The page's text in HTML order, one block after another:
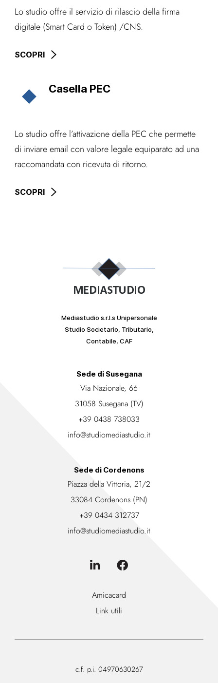
Lo studio offre il servizio di rilascio della firma
digitale (Smart Card o Token) /CNS.
SCOPRI
Casella PEC
Lo studio offre l’attivazione della PEC che permette
di inviare email con valore legale equiparato ad una
raccomandata con ricevuta di ritorno.
SCOPRI
Mediastudio s.r.l.s Unipersonale
Studio Societario, Tributario,
Contabile, CAF
Sede di Susegana
Via Nazionale, 66
31058 Susegana (TV)
+39 0438 738033
info@studiomediastudio.it
Sede di Cordenons
Piazza della Vittoria, 21/2
33084 Cordenons (PN)
+39 0434 312737
info@studiomediastudio.it
Amicacard
Link utili
c.f. p.i. 04970630267